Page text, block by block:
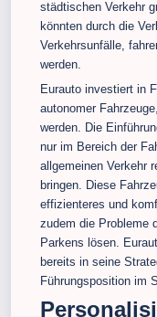
städtischen Verkehr
könnten durch die
Verkehrsunfälle,
werden.
Eurauto investiert in
autonomer
werden. Die
nur im Bereich der
allgemeinen Verkehr
bringen. Diese
effizienteres und
zudem die Probleme
Parkens lösen.
bereits in seine
Führungsposition im